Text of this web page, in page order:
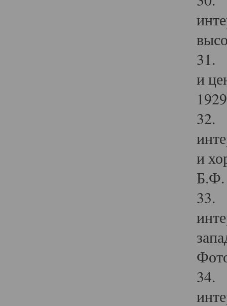
31.
и
32.
и
Б.Ф.
33.
34.